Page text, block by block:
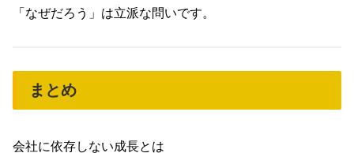
「なぜだろう」は立派な問いです。
まとめ
会社に依存しない成長とは